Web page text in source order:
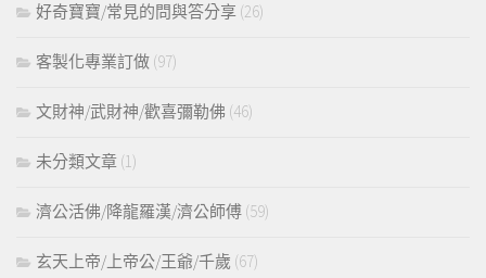
好奇寶寶/常見的問與答分享 (26)
客製化專業訂做 (97)
文財神/武財神/歡喜彌勒佛 (46)
未分類文章 (1)
濟公活佛/降龍羅漢/濟公師傅 (59)
玄天上帝/上帝公/王爺/千歲 (67)